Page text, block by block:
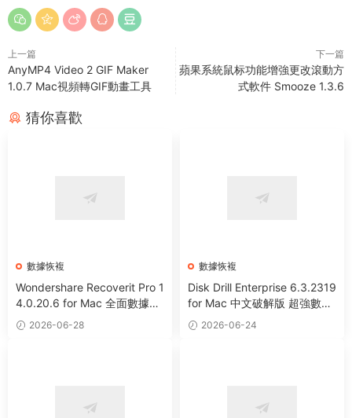
上一篇
AnyMP4 Video 2 GIF Maker
1.0.7 Mac視頻轉GIF動畫工具
下一篇
蘋果系統鼠标功能增強更改滾動方
式軟件 Smooze 1.3.6
猜你喜歡
數據恢複
Wondershare Recoverit Pro 1
4.0.20.6 for Mac 全面數據恢
複工具
2026-06-28
數據恢複
Disk Drill Enterprise 6.3.2319
for Mac 中文破解版 超強數據
恢複軟件
2026-06-24